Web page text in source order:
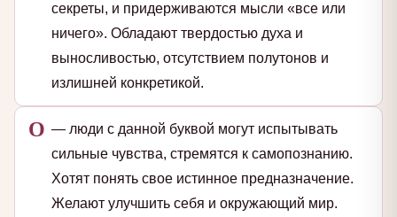
секреты, и придерживаются мысли «все или
ничего». Обладают твердостью духа и
выносливостью, отсутствием полутонов и
излишней конкретикой.
О — люди с данной буквой могут испытывать
сильные чувства, стремятся к самопознанию.
Хотят понять свое истинное предназначение.
Желают улучшить себя и окружающий мир.